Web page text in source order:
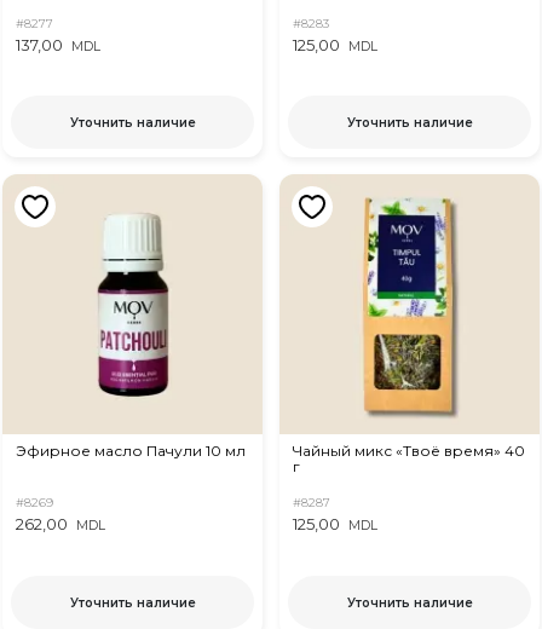
#8277
137,00 MDL
Уточнить наличие
#8283
125,00 MDL
Уточнить наличие
Эфирное масло Пачули 10 мл
#8269
262,00 MDL
Уточнить наличие
Чайный микс «Твоё время» 40
г
#8287
125,00 MDL
Уточнить наличие